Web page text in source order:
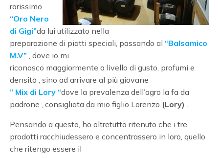
rarissimo
“Oro Nero
di Gigi”da lui utilizzato nella
preparazione di piatti speciali, passando al “Balsamico
M.V” , dove io mi
riconosco maggiormente a livello di gusto, profumi e
densità , sino ad arrivare al più giovane
” Mix di Lory “dove la prevalenza dell’agro la fa da
padrone , consigliata da mio figlio Lorenzo (Lory) .
Pensando a questo, ho oltretutto ritenuto che i tre
prodotti racchiudessero e concentrassero in loro, quello
che ritengo essere il